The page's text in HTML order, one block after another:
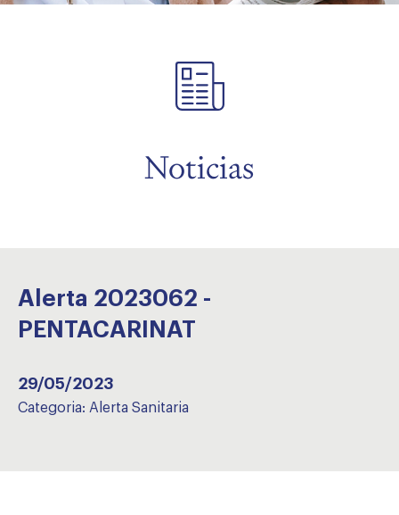
Noticias
Alerta 2023062 -
PENTACARINAT
29/05/2023
Categoria: Alerta Sanitaria